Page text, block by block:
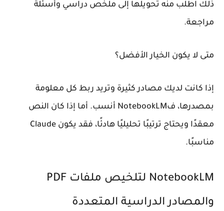
ذلك اطلب منه تحويلها إلى ملخص دراسي وأسئلة
مراجعة.
متى لا يكون الخيار الأفضل؟
إذا كانت لديك مصادر كثيرة وتريد ربط كل معلومة
بمصدرها، فNotebookLM أنسب. أما إذا كان النص
معقدًا ويحتاج ترتيبًا تحليليًا هادئًا، فقد يكون Claude
مناسبًا.
NotebookLM لتلخيص ملفات PDF
والمصادر الدراسية المتعددة